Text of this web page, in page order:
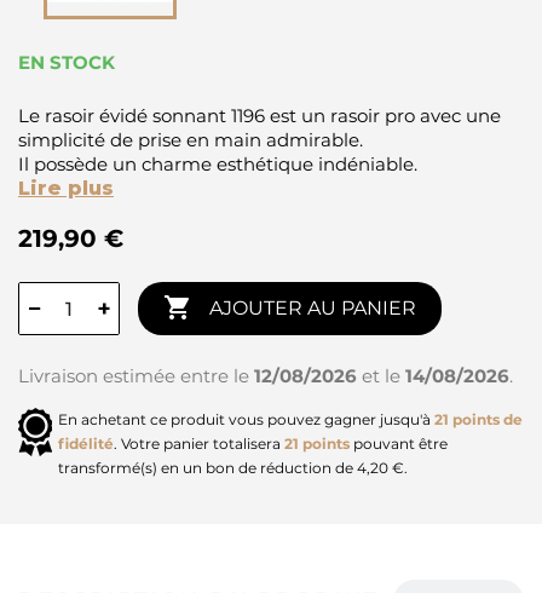
EN STOCK
Le rasoir évidé sonnant 1196 est un rasoir pro avec une
simplicité de prise en main admirable.
Il possède un charme esthétique indéniable.
Lire plus
219,90 €
− +  AJOUTER AU PANIER
Livraison estimée entre le 12/08/2026 et le 14/08/2026.
En achetant ce produit vous pouvez gagner jusqu'à 21 points de
fidélité. Votre panier totalisera 21 points pouvant être
transformé(s) en un bon de réduction de 4,20 €.